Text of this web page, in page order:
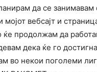
да се занимавам
мојот вебсајт и
ќе продолжам да
дека ќе го
во некои поголеми